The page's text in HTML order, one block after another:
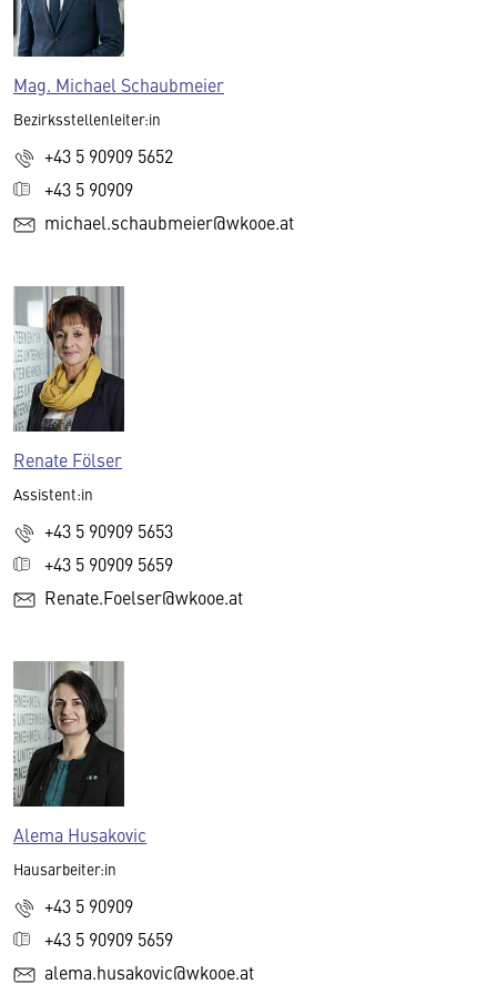
Mag. Michael Schaubmeier
Bezirksstellenleiter:in
+43 5 90909 5652
+43 5 90909
michael.schaubmeier@wkooe.at
Renate Fölser
Assistent:in
+43 5 90909 5653
+43 5 90909 5659
Renate.Foelser@wkooe.at
Alema Husakovic
Hausarbeiter:in
+43 5 90909
+43 5 90909 5659
alema.husakovic@wkooe.at